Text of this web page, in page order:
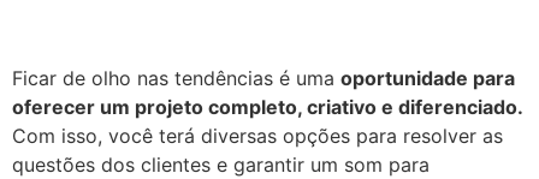
Ficar de olho nas tendências é uma oportunidade para
oferecer um projeto completo, criativo e diferenciado.
Com isso, você terá diversas opções para resolver as
questões dos clientes e garantir um som para